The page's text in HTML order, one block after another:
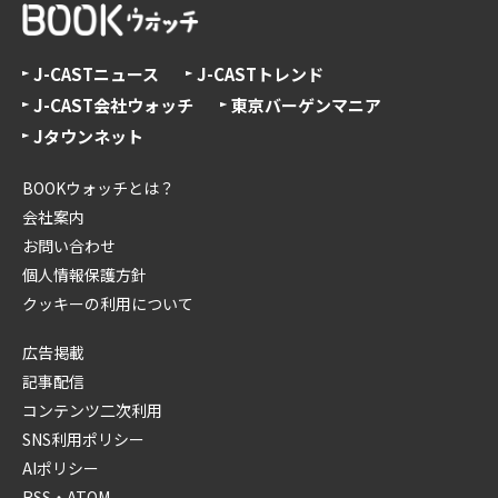
J-CASTニュース
J-CASTトレンド
J-CAST会社ウォッチ
東京バーゲンマニア
Jタウンネット
BOOKウォッチとは？
会社案内
お問い合わせ
個人情報保護方針
クッキーの利用について
広告掲載
記事配信
コンテンツ二次利用
SNS利用ポリシー
AIポリシー